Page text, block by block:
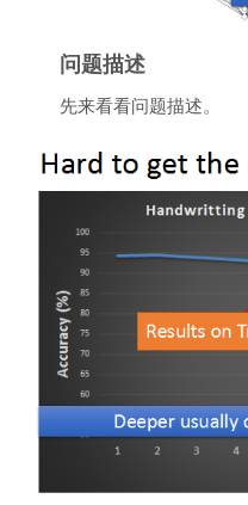
问题描述
先来看看问题描述。